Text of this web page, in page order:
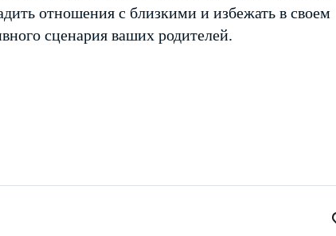
отношения с близкими и избежать в своем
сценария ваших родителей.